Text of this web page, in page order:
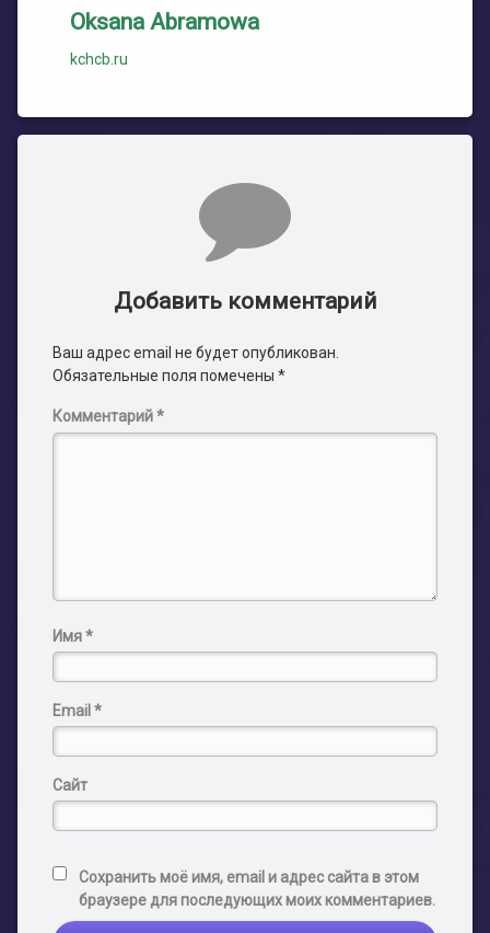
Oksana Abramowa
kchcb.ru
Добавить комментарий
Ваш адрес email не будет опубликован.
Обязательные поля помечены *
Комментарий*
Имя*
Email *
Сайт
Сохранить моё имя, email и адрес сайта в этом
браузере для последующих моих комментариев.